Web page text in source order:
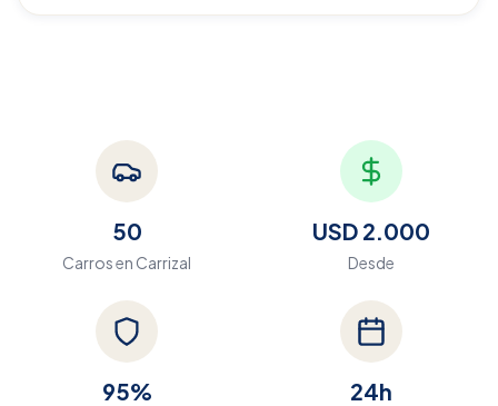
50
Carros en Carrizal
USD 2.000
Desde
95% 24h